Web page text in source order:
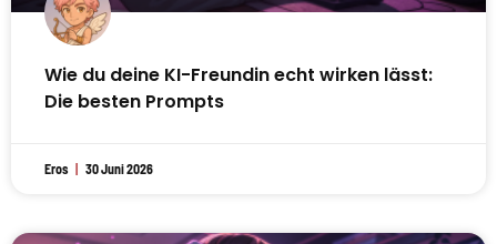
Wie du deine KI-Freundin echt wirken lässt:
Die besten Prompts
Eros 30 Juni 2026